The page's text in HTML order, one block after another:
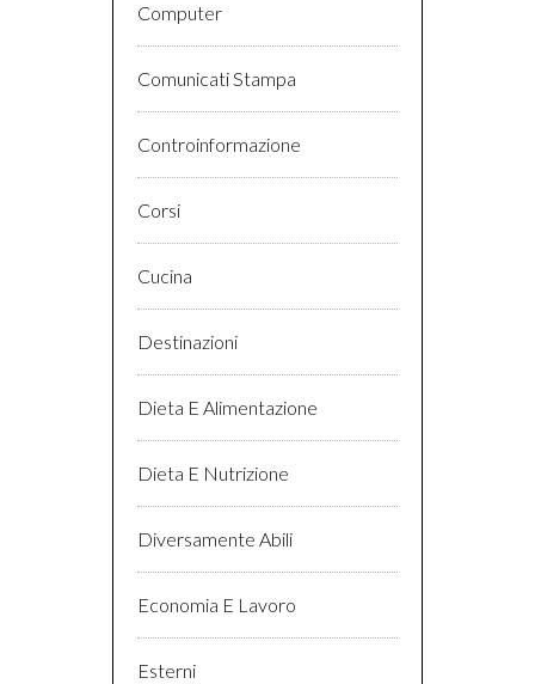
Computer
Comunicati Stampa
Controinformazione
Corsi
Cucina
Destinazioni
Dieta E Alimentazione
Dieta E Nutrizione
Diversamente Abili
Economia E Lavoro
Esterni